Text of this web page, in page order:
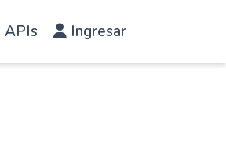
APIs Ingresar